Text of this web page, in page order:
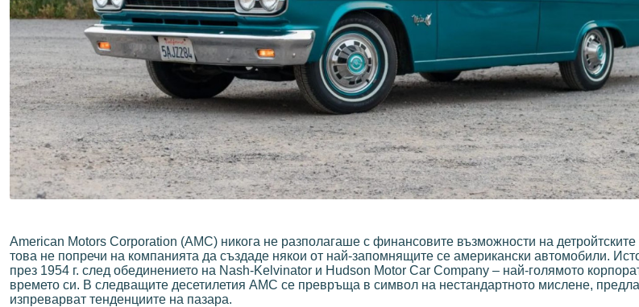
American Motors Corporation (AMC) никога не разполагаше с финансовите възможности на
това не попречи на компанията да създаде някои от най-запомнящите се американски автомобили.
през 1954 г. след обединението на Nash-Kelvinator и Hudson Motor Car Company – най-голямото
времето си. В следващите десетилетия AMC се превръща в символ на нестандартното мислене,
изпреварват тенденциите на пазара.